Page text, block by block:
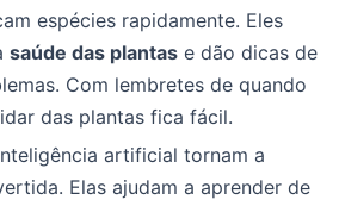
espécies rapidamente. Eles
saúde das plantas e dão dicas de
Com lembretes de quando
das plantas fica fácil.
artificial tornam a
Elas ajudam a aprender de